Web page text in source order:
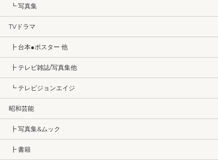
┗ 写真集
TVドラマ
┣ 台本●ポスター 他
┣ テレビ雑誌/写真集他
┗ テレビジョンエイジ
昭和芸能
┣ 写真集&ムック
┣ 書籍